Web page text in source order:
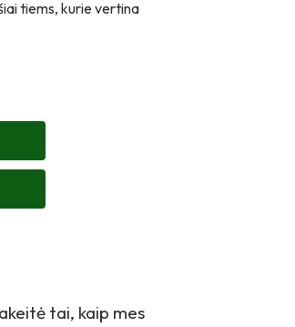
tiems, kurie vertina
tai, kaip mes